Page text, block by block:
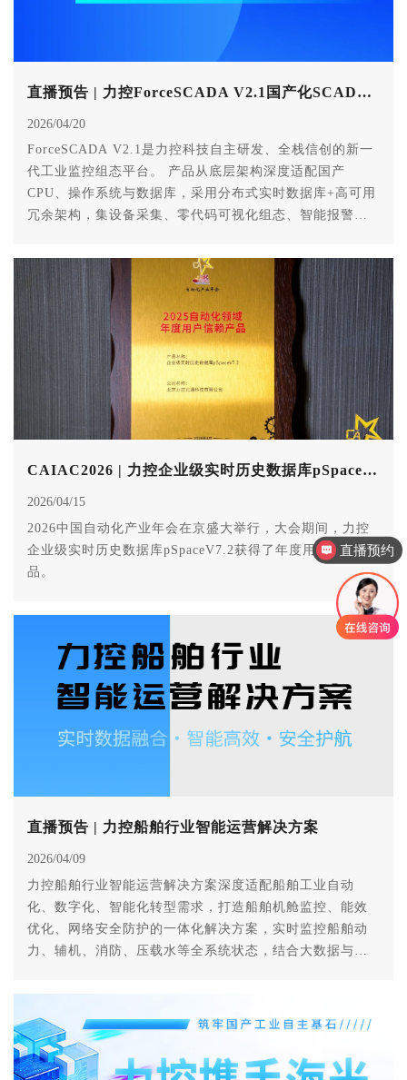
直播预告 | 力控ForceSCADA V2.1国产化SCADA平台应用分享
2026/04/20
ForceSCADA V2.1是力控科技自主研发、全栈信创的新一
代工业监控组态平台。 产品从底层架构深度适配国产
CPU、操作系统与数据库，采用分布式实时数据库+高可用
冗余架构，集设备采集、零代码可视化组态、智能报警、
开放API二次开发于一体，具备高稳定、高并发、易扩展、
易维护等核心优势。 目前已在电力、油气田、水务、燃
气、供热等关键行业规模化落地验证，为用户提供安全可
控的国产化SCADA完整解决方案，真正实现工业监控系统
自主可控、安全可信、高效可用。
CAIAC2026 | 力控企业级实时历史数据库pSpace斩获殊荣
2026/04/15
2026中国自动化产业年会在京盛大举行，大会期间，力控
企业级实时历史数据库pSpaceV7.2获得了年度用户信赖产
品。
直播预告 | 力控船舶行业智能运营解决方案
2026/04/09
力控船舶行业智能运营解决方案深度适配船舶工业自动
化、数字化、智能化转型需求，打造船舶机舱监控、能效
优化、网络安全防护的一体化解决方案，实时监控船舶动
力、辅机、消防、压载水等全系统状态，结合大数据与智
全规范，为船舶航行注入高效、安全、绿色的技术动能。
直播预约
产品售后服务